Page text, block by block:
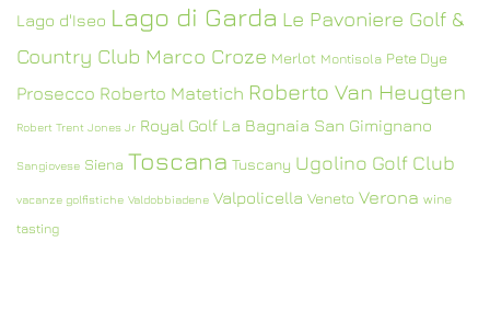
Lago d'Iseo Lago di Garda Le Pavoniere Golf &
Country Club Marco Croze Merlot Montisola Pete Dye
Prosecco Roberto Matetich Roberto Van Heugten
Robert Trent Jones Jr Royal Golf La Bagnaia San Gimignano
Sangiovese Siena Toscana Tuscany Ugolino Golf Club
vacanze golfistiche Valdobbiadene Valpolicella Veneto Verona wine
tasting